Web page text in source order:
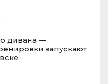
дивана —
запускают